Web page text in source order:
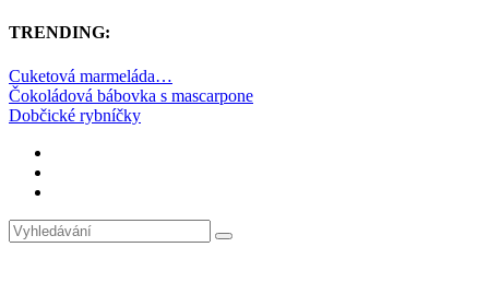
TRENDING:
Cuketová marmeláda…
Čokoládová bábovka s mascarpone
Dobčické rybníčky